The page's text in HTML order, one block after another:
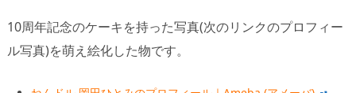
10周年記念のケーキを持った写真(次のリンクのプロフィー
ル写真)を萌え絵化した物です。